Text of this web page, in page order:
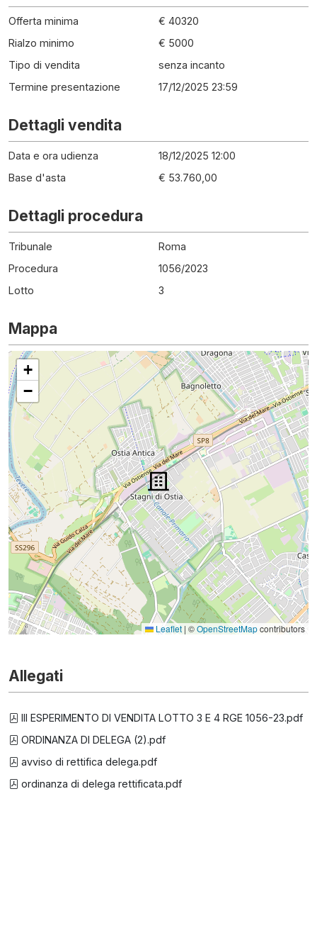
Offerta minima
€ 40320
Rialzo minimo
€ 5000
Tipo di vendita
senza incanto
Termine presentazione
17/12/2025 23:59
Dettagli vendita
Data e ora udienza
18/12/2025 12:00
Base d'asta
€ 53.760,00
Dettagli procedura
Tribunale
Roma
Procedura
1056/2023
Lotto
3
Mappa
+
−
Leaflet | ©OpenStreetMapcontributors
Allegati
III ESPERIMENTO DI VENDITA LOTTO 3 E 4 RGE 1056-23.pdf
ORDINANZA DI DELEGA (2).pdf
avviso di rettifica delega.pdf
ordinanza di delega rettificata.pdf